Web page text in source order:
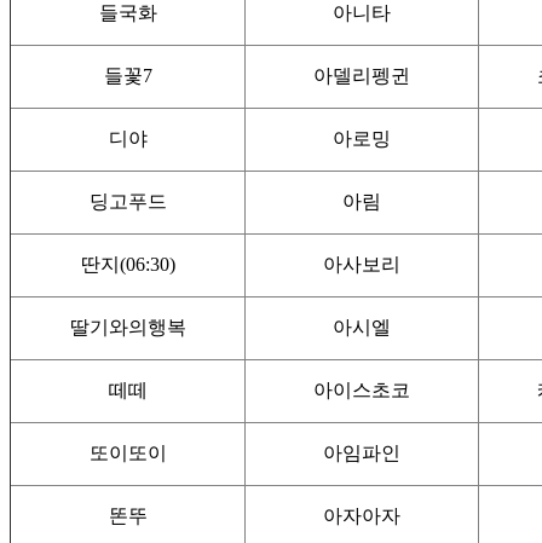
들국화 아니타
들꽃7 아델리펭귄
디야 아로밍
딩고푸드 아림
딴지(06:30) 아사보리
딸기와의행복 아시엘
떼떼 아이스초코
또이또이 아임파인
똔뚜 아자아자